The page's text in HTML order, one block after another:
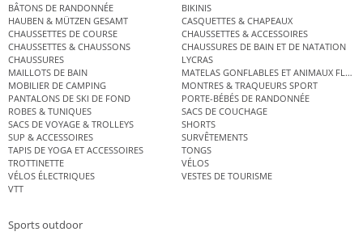
BÂTONS DE RANDONNÉE
BIKINIS
HAUBEN & MÜTZEN GESAMT
CASQUETTES & CHAPEAUX
CHAUSSETTES DE COURSE
CHAUSSETTES & ACCESSOIRES
CHAUSSETTES & CHAUSSONS
CHAUSSURES DE BAIN ET DE NATATION
CHAUSSURES
LYCRAS
MAILLOTS DE BAIN
MATELAS GONFLABLES ET ANIMAUX
MOBILIER DE CAMPING
MONTRES & TRAQUEURS SPORT
PANTALONS DE SKI DE FOND
PORTE-BÉBÉS DE RANDONNÉE
ROBES & TUNIQUES
SACS DE COUCHAGE
SACS DE VOYAGE & TROLLEYS
SHORTS
SUP & ACCESSOIRES
SURVÊTEMENTS
TAPIS DE YOGA ET ACCESSOIRES
TONGS
TROTTINETTE
VÉLOS
VÉLOS ÉLECTRIQUES
VESTES DE TOURISME
VTT
Sports outdoor